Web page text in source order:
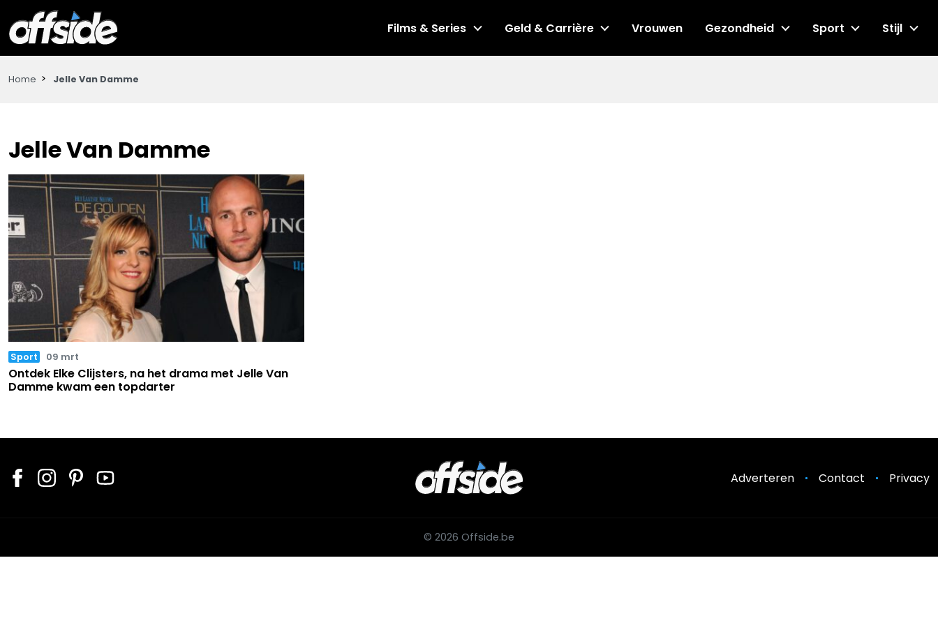
Films & Series Geld & Carrière Vrouwen Gezondheid Sport Stijl
Home Jelle Van Damme
Jelle Van Damme
Sport 09 mrt
Ontdek Elke Clijsters, na het drama met Jelle Van
Damme kwam een topdarter
Adverteren Contact Privacy
© 2026 Offside.be